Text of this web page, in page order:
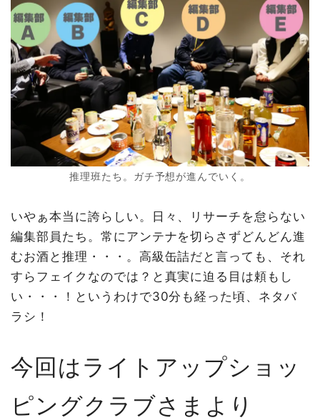
推理班たち。ガチ予想が進んでいく。
いやぁ本当に誇らしい。日々、リサーチを怠らない
編集部員たち。常にアンテナを切らさずどんどん進
むお酒と推理・・・。高級缶詰だと言っても、それ
すらフェイクなのでは？と真実に迫る目は頼もし
い・・・！というわけで30分も経った頃、ネタバ
ラシ！
今回はライトアップショッ
ピングクラブさまより